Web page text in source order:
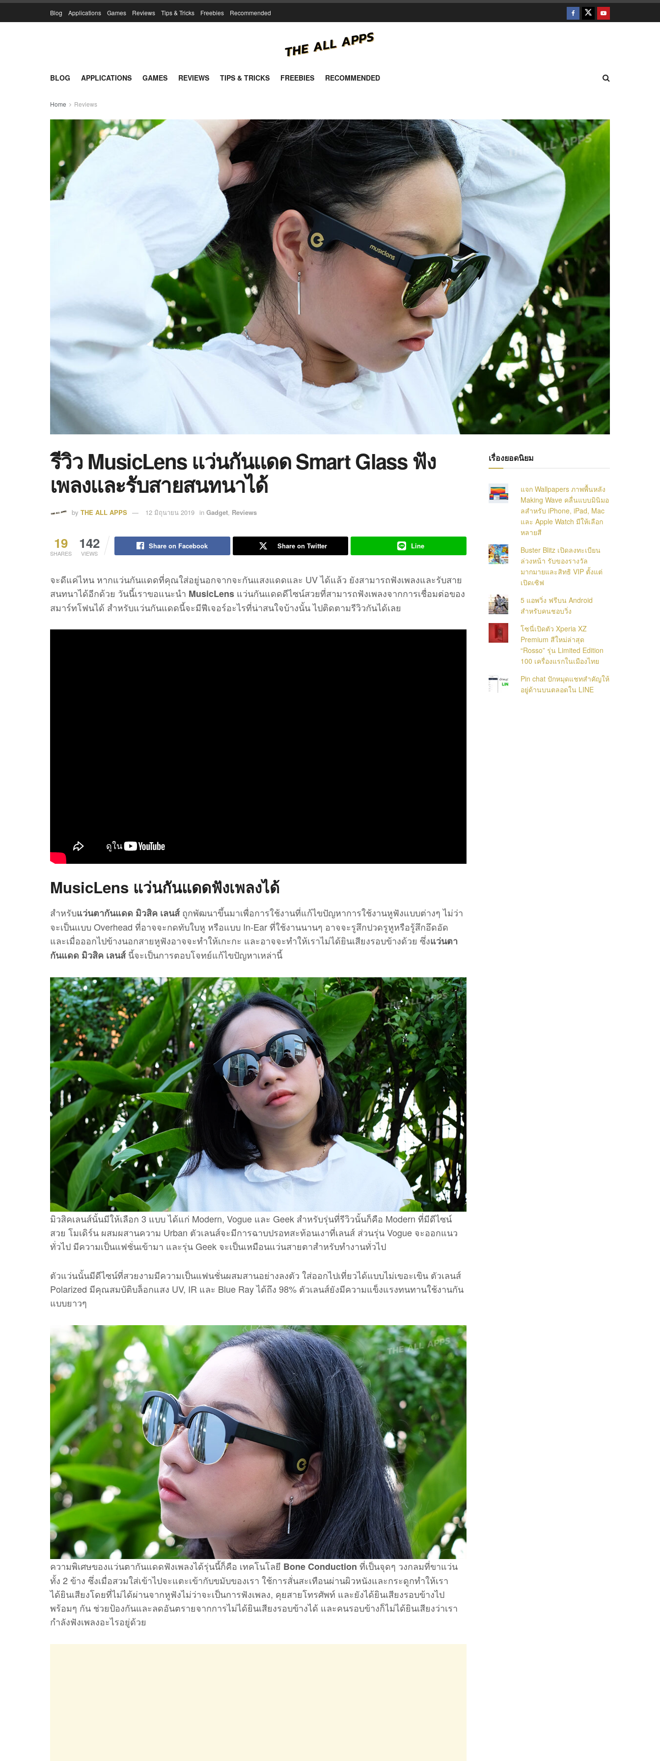
Blog Applications Games Reviews Tips & Tricks Freebies Recommended
BLOG APPLICATIONS GAMES REVIEWS TIPS & TRICKS FREEBIES RECOMMENDED
Home Reviews
รีวิว MusicLens แว่นกันแดด Smart Glass ฟัง
เพลงและรับสายสนทนาได้
by THE ALL APPS 12 มิถุนายน 2019 in Gadget, Reviews
19
SHARES
142
VIEWS
Share on Facebook Share on Twitter Line
จะดีแค่ไหน หากแว่นกันแดดที่คุณใส่อยู่นอกจากจะกันแสงแดดและ UV ได้แล้ว ยังสามารถฟังเพลงและรับสาย
สนทนาได้อีกด้วย วันนี้เราขอแนะนำ MusicLens แว่นกันแดดดีไซน์สวยที่สามารถฟังเพลงจากการเชื่อมต่อของ
สมาร์ทโฟนได้ สำหรับแว่นกันแดดนี้จะมีฟีเจอร์อะไรที่น่าสนใจบ้างนั้น ไปติดตามรีวิวกันได้เลย
MusicLens แว่นกันแดดฟังเพลงได้
สำหรับแว่นตากันแดด มิวสิค เลนส์ถูกพัฒนาขึ้นมาเพื่อการใช้งานที่แก้ไขปัญหาการใช้งานหูฟังแบบต่างๆ ไม่ว่า
จะเป็นแบบ Overhead ที่อาจจะกดทับใบหู หรือแบบ In-Ear ที่ใช้งานนานๆ อาจจะรูสึกปวดรูหูหรือรู้สึกอึดอัด
และเมื่อออกไปข้างนอกสายหูฟังอาจจะทำให้เกะกะ และอาจจะทำให้เราไม่ได้ยินเสียงรอบข้างด้วย ซึ่งแว่นตา
กันแดด มิวสิค เลนส์นี้จะเป็นการตอบโจทย์แก้ไขปัญหาเหล่านี้
มิวสิคเลนส์นั้นมีให้เลือก 3 แบบ ได้แก่ Modern, Vogue และ Geek สำหรับรุ่นที่รีวิวนั้นก็คือ Modern ที่มีดีไซน์
สวย โมเดิร์น ผสมผสานความ Urban ตัวเลนส์จะมีการฉาบปรอทสะท้อนเงาที่เลนส์ ส่วนรุ่น Vogue จะออกแนว
ทั่วไป มีความเป็นแฟชั่นเข้ามา และรุ่น Geek จะเป็นเหมือนแว่นสายตาสำหรับทำงานทั่วไป
ตัวแว่นนั้นมีดีไซน์ที่สวยงามมีความเป็นแฟนชั่นผสมสานอย่างลงตัว ใส่ออกไปเที่ยวได้แบบไม่เขอะเขิน ตัวเลนส์
Polarized มีคุณสมบัติบล็อกแสง UV, IR และ Blue Ray ได้ถึง 98% ตัวเลนส์ยังมีความแข็งแรงทนทานใช้งานกัน
แบบยาวๆ
ความพิเศษของแว่นตากันแดดฟังเพลงได้รุ่นนี้ก็คือ เทคโนโลยี Bone Conduction ที่เป็นจุดๆ วงกลมที่ขาแว่น
ทั้ง 2 ข้าง ซึ่งเมื่อสวมใส่เข้าไปจะแตะเข้ากับขมับของเรา ใช้การสั่นสะเทือนผ่านผิวหนังและกระดูกทำให้เรา
ได้ยินเสียงโดยที่ไม่ได้ผ่านจากหูฟังไม่ว่าจะเป็นการฟังเพลง, คุยสายโทรศัพท์ และยังได้ยินเสียงรอบข้างไป
พร้อมๆ กัน ช่วยป้องกันและลดอันตรายจากการไม่ได้ยินเสียงรอบข้างได้ และคนรอบข้างก็ไม่ได้ยินเสียงว่าเรา
กำลังฟังเพลงอะไรอยู่ด้วย
เรื่องยอดนิยม
แจก Wallpapers ภาพพื้นหลัง
Making Wave คลื่นแบบมินิมอ
ลสำหรับ iPhone, iPad, Mac
และ Apple Watch มีให้เลือก
หลายสี
Buster Blitz เปิดลงทะเบียน
ล่วงหน้า รับของรางวัล
มากมายและสิทธิ VIP ตั้งแต่
เปิดเซิฟ
5 แอพวิ่ง ฟรีบน Android
สำหรับคนชอบวิ่ง
โซนี่เปิดตัว Xperia XZ
Premium สีใหม่ล่าสุด
“Rosso” รุ่น Limited Edition
100 เครื่องแรกในเมืองไทย
Pin chat ปักหมุดแชทสำคัญให้
อยู่ด้านบนตลอดใน LINE